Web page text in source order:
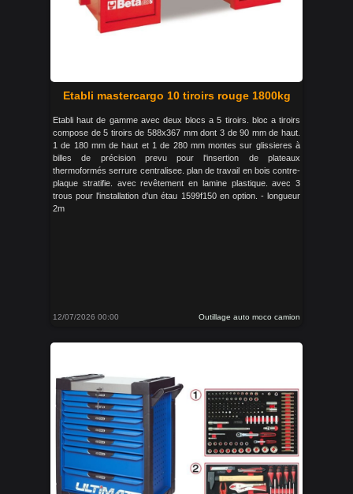
Etabli mastercargo 10 tiroirs rouge 1800kg
Etabli haut de gamme avec deux blocs a 5 tiroirs. bloc a tiroirs
compose de 5 tiroirs de 588x367 mm dont 3 de 90 mm de haut.
1 de 180 mm de haut et 1 de 280 mm montes sur glissieres à
billes de précision prevu pour l'insertion de plateaux
thermoformés serrure centralisee. plan de travail en bois contre-
plaque stratifie. avec revêtement en lamine plastique. avec 3
trous pour l'installation d'un étau 1599f150 en option. - longueur
2m
12/07/2026 00:00 Outillage auto moco camion